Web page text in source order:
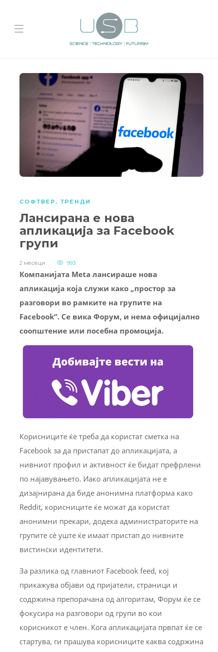
СОФТВЕР , ТРЕНДИ
Лансирана е нова
апликација за Facebook
групи
2 месеци 993
Компанијата Meta лансираше нова
апликација која служи како „простор за
разговори во рамките на групите на
Facebook“. Се вика Форум, и нема официјално
соопштение или посебна промоција.
Корисниците ќе треба да користат сметка на
Facebook за да пристапат до апликацијата, а
нивниот профил и активност ќе бидат префрлени
по најавувањето. Иако апликацијата не е
дизајнирана да биде анонимна платформа како
Reddit, корисниците ќе можат да користат
анонимни прекари, додека администраторите на
групите сè уште ќе имаат пристап до нивните
вистински идентитети.
За разлика од главниот Facebook feed, кој
прикажува објави од пријатели, страници и
содржина препорачана од алгоритам, Форум ќе се
фокусира на разговори од групи во кои
корисникот е член. Кога апликацијата првпат ќе се
стартува, ги прашува корисниците каква содржина